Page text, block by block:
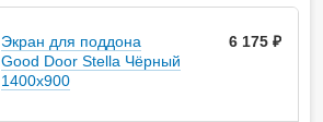
Экран для поддона
Good Door Stella Чёрный
1400x900
6 175